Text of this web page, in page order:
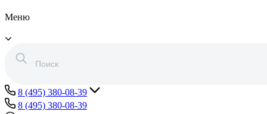
Меню
8 (495) 380-08-39
8 (495) 380-08-39